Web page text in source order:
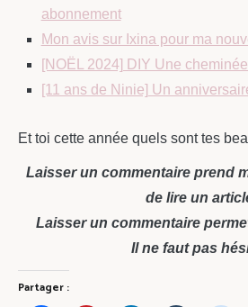
abonnement
Mon avis sur Ixina pour ma
[NOËL 2024] DIY Une
[11 ans de Ninie] Un
Et toi cette année quels sont tes
Laisser un commentaire prend
de lire un
Laisser un commentaire
Il ne faut pas
Partager :